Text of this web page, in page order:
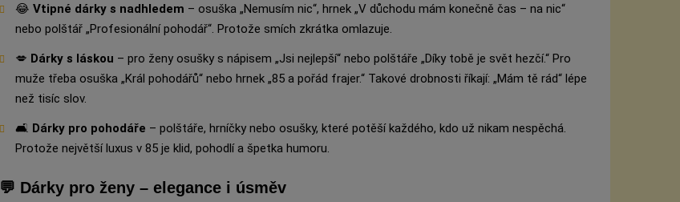
😂 Vtipné dárky s nadhledem – osuška „Nemusím nic“, hrnek „V důchodu mám konečně čas – na nic“
nebo polštář „Profesionální pohodář“. Protože smích zkrátka omlazuje.
💋 Dárky s láskou – pro ženy osušky s nápisem „Jsi nejlepší“ nebo polštáře „Díky tobě je svět hezčí.“ Pro
muže třeba osuška „Král pohodářů“ nebo hrnek „85 a pořád frajer.“ Takové drobnosti říkají: „Mám tě rád“ lépe
než tisíc slov.
🛋️ Dárky pro pohodáře – polštáře, hrníčky nebo osušky, které potěší každého, kdo už nikam nespěchá.
Protože největší luxus v 85 je klid, pohodlí a špetka humoru.
💬 Dárky pro ženy – elegance i úsměv